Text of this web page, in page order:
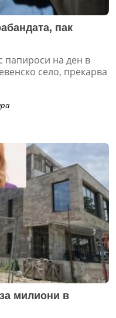
пак
папироси на ден в
село, прекарва
милиони в